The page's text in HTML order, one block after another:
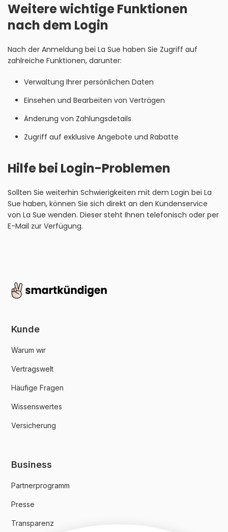
Weitere wichtige Funktionen
nach dem Login
Nach der Anmeldung bei La Sue haben Sie Zugriff auf
zahlreiche Funktionen, darunter:
Verwaltung Ihrer persönlichen Daten
Einsehen und Bearbeiten von Verträgen
Änderung von Zahlungsdetails
Zugriff auf exklusive Angebote und Rabatte
Hilfe bei Login-Problemen
Sollten Sie weiterhin Schwierigkeiten mit dem Login bei La
Sue haben, können Sie sich direkt an den Kundenservice
von La Sue wenden. Dieser steht Ihnen telefonisch oder per
E-Mail zur Verfügung.
Kunde
Warum wir
Vertragswelt
Häufige Fragen
Wissenswertes
Versicherung
Business
Partnerprogramm
Presse
Transparenz